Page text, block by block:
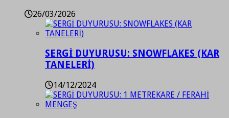
26/03/2026
SERGİ DUYURUSU: SNOWFLAKES (KAR
TANELERİ)
14/12/2024